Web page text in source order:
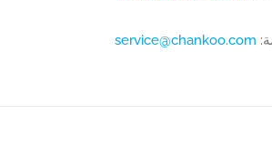
service@chankoo.com